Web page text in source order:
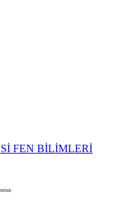
FEN BİLİMLERİ